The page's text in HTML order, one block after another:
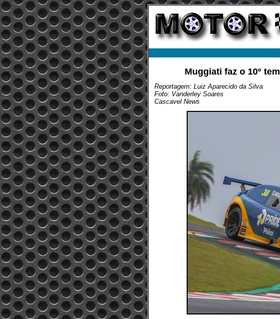
Muggiati faz o 10º
Reportagem: Luiz Aparecido da Silva
Foto: Vanderley Soares
Cascavel News